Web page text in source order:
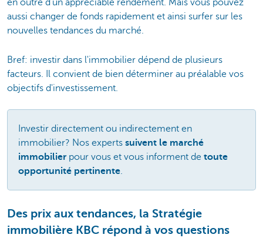
en outre d'un appréciable rendement. Mais vous pouvez
aussi changer de fonds rapidement et ainsi surfer sur les
nouvelles tendances du marché.
Bref: investir dans l'immobilier dépend de plusieurs
facteurs. Il convient de bien déterminer au préalable vos
objectifs d'investissement.
Investir directement ou indirectement en
immobilier? Nos experts suivent le marché
immobilier pour vous et vous informent de toute
opportunité pertinente.
Des prix aux tendances, la Stratégie
immobilière KBC répond à vos questions